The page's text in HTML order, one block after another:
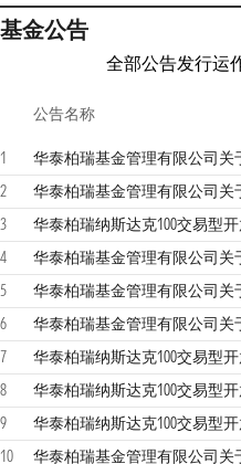
基金公告
全部公告发行运
公告名称
1
2
3
4
5
6
7
8
9
10